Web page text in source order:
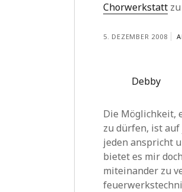
Chorwerkstatt
5. DEZEMBER 2008
Debby
Die Möglichkeit,
zu dürfen, ist
jeden anspricht
bietet es mir
miteinander zu